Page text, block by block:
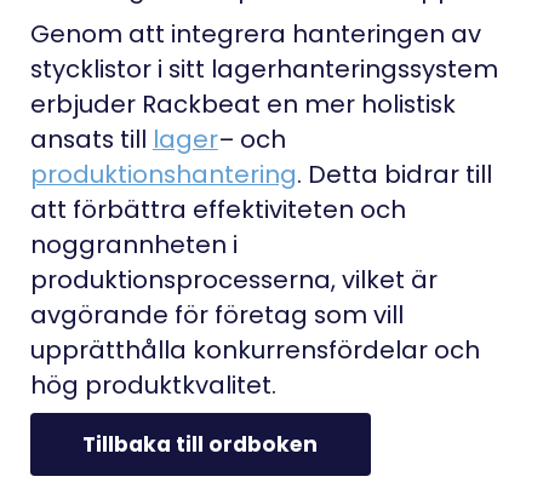
Genom att integrera hanteringen av
stycklistor i sitt lagerhanteringssystem
erbjuder Rackbeat en mer holistisk
ansats till lager– och
produktionshantering. Detta bidrar till
att förbättra effektiviteten och
noggrannheten i
produktionsprocesserna, vilket är
avgörande för företag som vill
upprätthålla konkurrensfördelar och
hög produktkvalitet.
Tillbaka till ordboken